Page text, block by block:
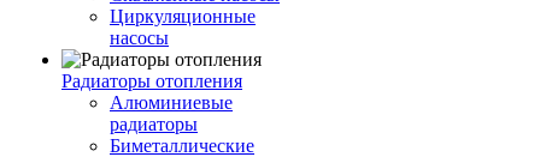
Циркуляционные
насосы
Радиаторы отопления
Алюминиевые
радиаторы
Биметаллические